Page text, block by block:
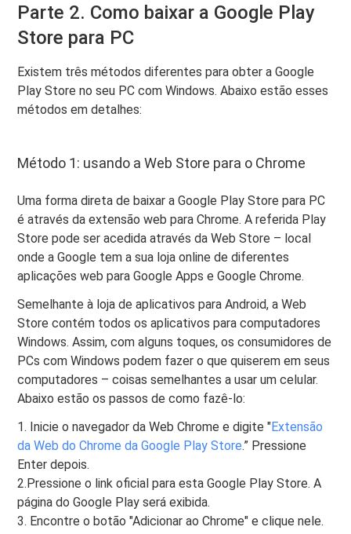
Parte 2. Como baixar a Google Play
Store para PC
Existem três métodos diferentes para obter a Google
Play Store no seu PC com Windows. Abaixo estão esses
métodos em detalhes:
Método 1: usando a Web Store para o Chrome
Uma forma direta de baixar a Google Play Store para PC
é através da extensão web para Chrome. A referida Play
Store pode ser acedida através da Web Store – local
onde a Google tem a sua loja online de diferentes
aplicações web para Google Apps e Google Chrome.
Semelhante à loja de aplicativos para Android, a Web
Store contém todos os aplicativos para computadores
Windows. Assim, com alguns toques, os consumidores de
PCs com Windows podem fazer o que quiserem em seus
computadores – coisas semelhantes a usar um celular.
Abaixo estão os passos de como fazê-lo:
1. Inicie o navegador da Web Chrome e digite "Extensão
da Web do Chrome da Google Play Store.” Pressione
Enter depois.
2.Pressione o link oficial para esta Google Play Store. A
página do Google Play será exibida.
3. Encontre o botão "Adicionar ao Chrome" e clique nele.